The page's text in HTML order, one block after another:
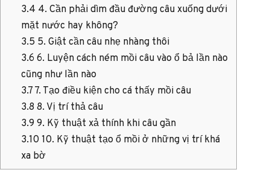
3.4 4. Cần phải dìm đầu đường câu xuống dưới
mặt nước hay không?
3.5 5. Giật cần câu nhẹ nhàng thôi
3.6 6. Luyện cách ném mồi câu vào ổ bả lần nào
cũng như lần nào
3.77. Tạo điều kiện cho cá thấy mồi câu
3.8 8. Vị trí thả câu
3.9 9. Kỹ thuật xả thính khi câu gần
3.10 10. Kỹ thuật tạo ổ mồi ở những vị trí khá
xa bờ